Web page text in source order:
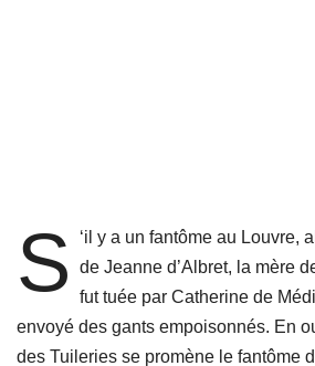
S
‘il y a un fantôme au Louvre,
de Jeanne d’Albret, la mère
fut tuée par Catherine de
envoyé des gants empoisonnés. En
des Tuileries se promène le fantôme